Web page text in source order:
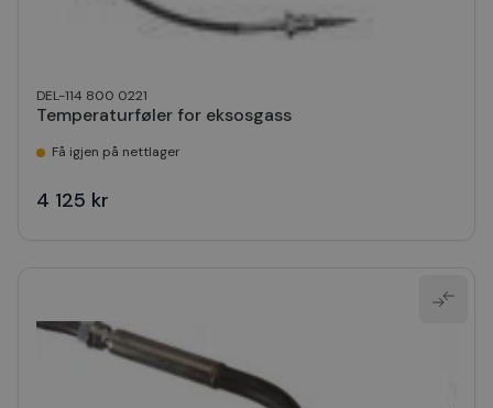
DEL-114 800 0221
Temperaturføler for eksosgass
Få igjen på nettlager
4 125 kr